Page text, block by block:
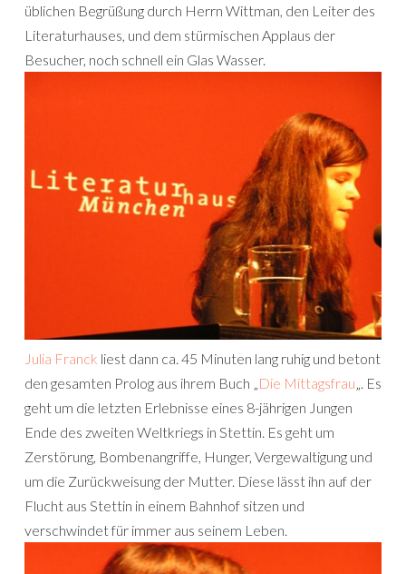
üblichen Begrüßung durch Herrn Wittman, den Leiter des
Literaturhauses, und dem stürmischen Applaus der
Besucher, noch schnell ein Glas Wasser.
Julia Franck liest dann ca. 45 Minuten lang ruhig und betont
den gesamten Prolog aus ihrem Buch „Die Mittagsfrau„. Es
geht um die letzten Erlebnisse eines 8-jährigen Jungen
Ende des zweiten Weltkriegs in Stettin. Es geht um
Zerstörung, Bombenangriffe, Hunger, Vergewaltigung und
um die Zurückweisung der Mutter. Diese lässt ihn auf der
Flucht aus Stettin in einem Bahnhof sitzen und
verschwindet für immer aus seinem Leben.